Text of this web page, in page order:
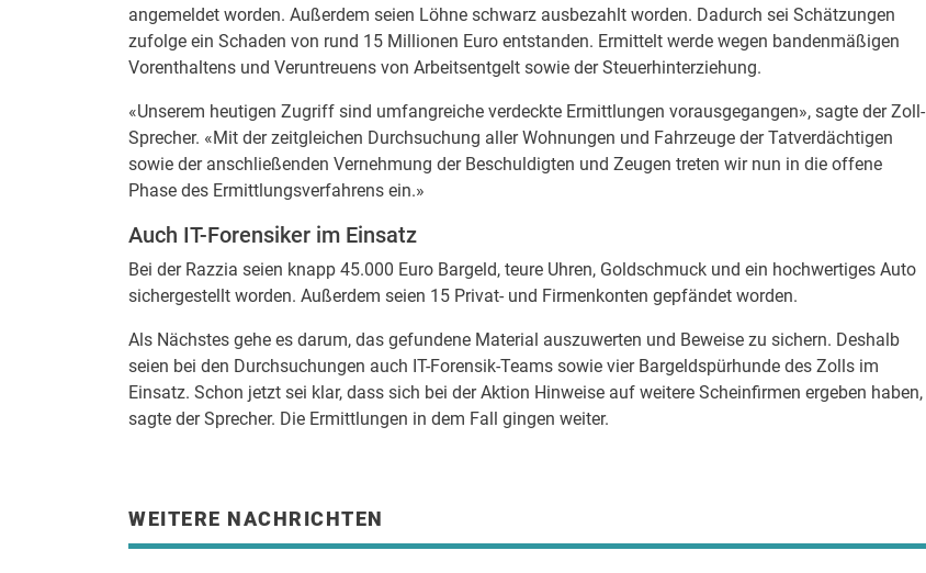
angemeldet worden. Außerdem seien Löhne schwarz ausbezahlt worden. Dadurch sei Schätzungen
zufolge ein Schaden von rund 15 Millionen Euro entstanden. Ermittelt werde wegen bandenmäßigen
Vorenthaltens und Veruntreuens von Arbeitsentgelt sowie der Steuerhinterziehung.
«Unserem heutigen Zugriff sind umfangreiche verdeckte Ermittlungen vorausgegangen», sagte der Zoll-
Sprecher. «Mit der zeitgleichen Durchsuchung aller Wohnungen und Fahrzeuge der Tatverdächtigen
sowie der anschließenden Vernehmung der Beschuldigten und Zeugen treten wir nun in die offene
Phase des Ermittlungsverfahrens ein.»
Auch IT-Forensiker im Einsatz
Bei der Razzia seien knapp 45.000 Euro Bargeld, teure Uhren, Goldschmuck und ein hochwertiges Auto
sichergestellt worden. Außerdem seien 15 Privat- und Firmenkonten gepfändet worden.
Als Nächstes gehe es darum, das gefundene Material auszuwerten und Beweise zu sichern. Deshalb
seien bei den Durchsuchungen auch IT-Forensik-Teams sowie vier Bargeldspürhunde des Zolls im
Einsatz. Schon jetzt sei klar, dass sich bei der Aktion Hinweise auf weitere Scheinfirmen ergeben haben,
sagte der Sprecher. Die Ermittlungen in dem Fall gingen weiter.
WEITERE NACHRICHTEN